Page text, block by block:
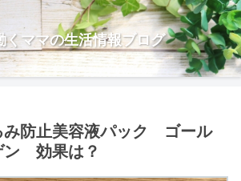
くママの生活情報ブログ
み防止美容液パック ゴール
ン 効果は？